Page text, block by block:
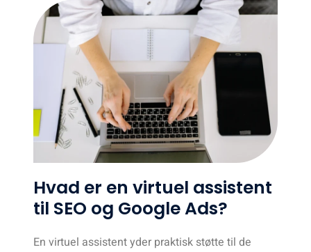
Hvad er en virtuel assistent
til SEO og Google Ads?
En virtuel assistent yder praktisk støtte til de